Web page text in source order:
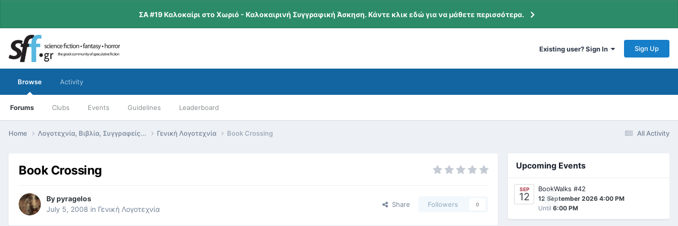
ΣΑ #19 Καλοκαίρι στο Χωριό - Καλοκαιρινή Συγγραφική Άσκηση. Κάντε κλικ εδώ για να μάθετε περισσότερα.
Existing user? Sign In Sign Up
Browse
Forums Clubs Events Guidelines Leaderboard
Activity
All Activity
Home Λογοτεχνία, Βιβλία, Συγγραφείς... Γενική Λογοτεχνία Book Crossing
Book Crossing
Bypyragelos
July 5, 2008 in Γενική Λογοτεχνία
Share Followers 0
Upcoming Events
SEP
12 0
BookWalks #42
12 September 2026 4:00 PM
Until 6:00 PM